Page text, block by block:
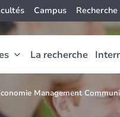
Campus Recherche
La recherche
Management